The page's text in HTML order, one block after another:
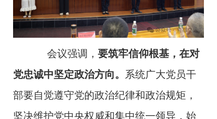
会议强调，要筑牢信仰根基，在对
党忠诚中坚定政治方向。 系统广大党员干
部要自觉遵守党的政治纪律和政治规矩，
坚决维护党中央权威和集中统一领导，始